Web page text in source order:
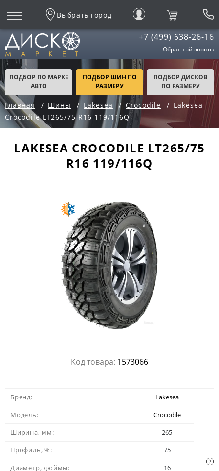
Выбрать город
+7 (499) 638-26-16
Обратный звонок
ПОДБОР ПО МАРКЕ
АВТО
ПОДБОР ШИН ПО
РАЗМЕРУ
ПОДБОР ДИСКОВ
ПО РАЗМЕРУ
Главная Шины Lakesea Crocodile
Lakesea
Crocodile LT265/75 R16 119/116Q
LAKESEA CROCODILE LT265/75
R16 119/116Q
Код товара: 1573066
Бренд:
Lakesea
Модель:
Crocodile
Ширина, мм:
265
Профиль, %:
75
Диаметр, дюймы:
16